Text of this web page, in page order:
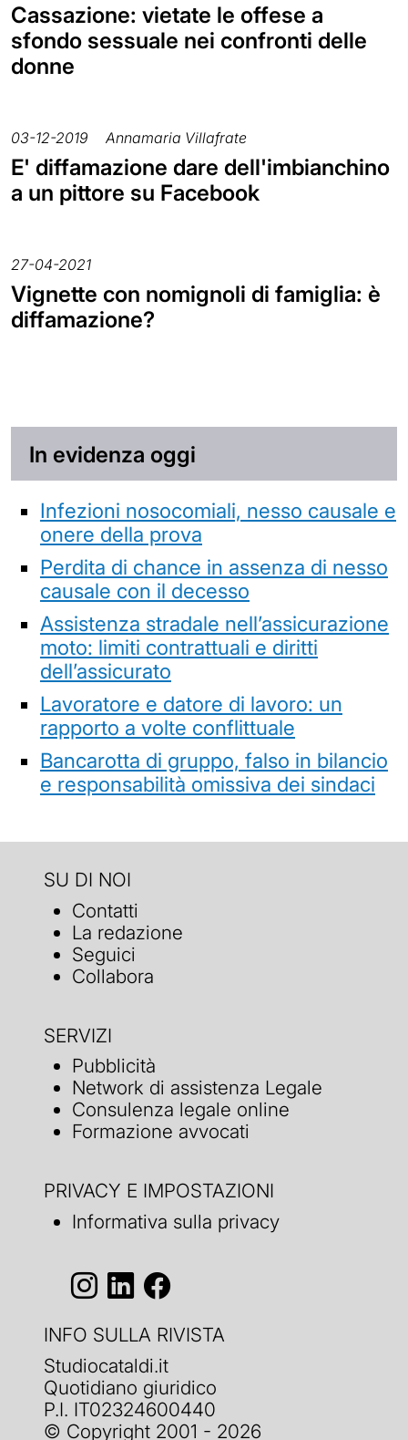
Cassazione: vietate le offese a
sfondo sessuale nei confronti delle
donne
03-12-2019 Annamaria Villafrate
E' diffamazione dare dell'imbianchino
a un pittore su Facebook
27-04-2021
Vignette con nomignoli di famiglia: è
diffamazione?
In evidenza oggi
Infezioni nosocomiali, nesso causale e
onere della prova
Perdita di chance in assenza di nesso
causale con il decesso
Assistenza stradale nell’assicurazione
moto: limiti contrattuali e diritti
dell’assicurato
Lavoratore e datore di lavoro: un
rapporto a volte conflittuale
Bancarotta di gruppo, falso in bilancio
e responsabilità omissiva dei sindaci
SU DI NOI
Contatti
La redazione
Seguici
Collabora
SERVIZI
Pubblicità
Network di assistenza Legale
Consulenza legale online
Formazione avvocati
PRIVACY E IMPOSTAZIONI
Informativa sulla privacy
INFO SULLA RIVISTA
Studiocataldi.it
Quotidiano giuridico
P.I. IT02324600440
© Copyright 2001 - 2026